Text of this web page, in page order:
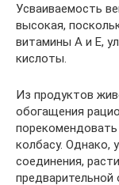
Усваиваемость
высокая,
витамины А и Е,
кислоты.
Из продуктов
обогащения
колбасу. Однако,
соединения,
предварительной